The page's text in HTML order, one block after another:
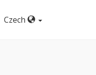
Czech